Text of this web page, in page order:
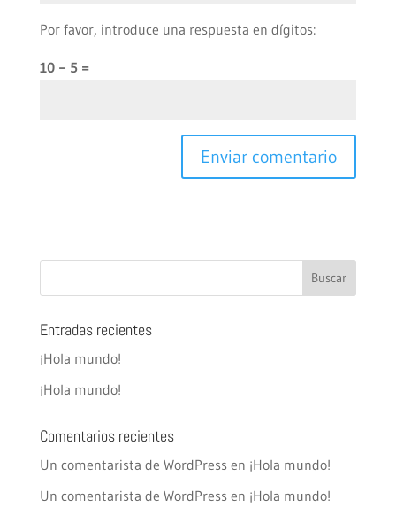
Por favor, introduce una respuesta en dígitos:
10 − 5 =
Entradas recientes
¡Hola mundo!
¡Hola mundo!
Comentarios recientes
Un comentarista de WordPressen ¡Hola mundo!
Un comentarista de WordPressen ¡Hola mundo!